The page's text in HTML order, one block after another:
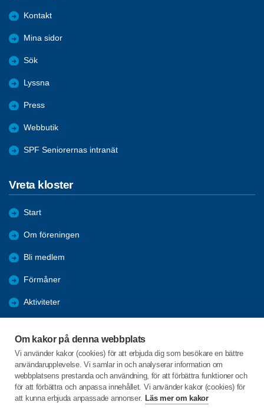
Om kakor på denna webbplats
Vi använder kakor (cookies) för att erbjuda dig som besökare en bättre
användarupplevelse. Vi samlar in och analyserar information om
webbplatsens prestanda och användning, för att förbättra funktioner och
för att förbättra och anpassa innehållet. Vi använder kakor (cookies) för
att kunna erbjuda anpassade annonser. Läs mer om kakor
Kontakt
Mina sidor
Sök
Lyssna
Press
Webbutik
SPF Seniorernas intranät
Vreta kloster
Start
Om föreningen
Bli medlem
Förmåner
Aktiviteter
Bildldgalleri
C/o:Christer Vindeby